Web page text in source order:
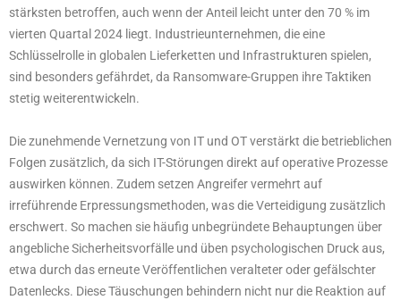
stärksten betroffen, auch wenn der Anteil leicht unter den 70 % im
vierten Quartal 2024 liegt. Industrieunternehmen, die eine
Schlüsselrolle in globalen Lieferketten und Infrastrukturen spielen,
sind besonders gefährdet, da Ransomware-Gruppen ihre Taktiken
stetig weiterentwickeln.
Die zunehmende Vernetzung von IT und OT verstärkt die betrieblichen
Folgen zusätzlich, da sich IT-Störungen direkt auf operative Prozesse
auswirken können. Zudem setzen Angreifer vermehrt auf
irreführende Erpressungsmethoden, was die Verteidigung zusätzlich
erschwert. So machen sie häufig unbegründete Behauptungen über
angebliche Sicherheitsvorfälle und üben psychologischen Druck aus,
etwa durch das erneute Veröffentlichen veralteter oder gefälschter
Datenlecks. Diese Täuschungen behindern nicht nur die Reaktion auf